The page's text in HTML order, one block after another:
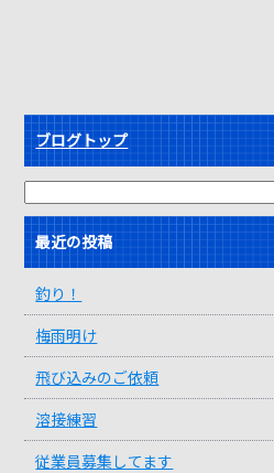
ブログトップ
最近の投稿
釣り！
梅雨明け
飛び込みのご依頼
溶接練習
従業員募集してます